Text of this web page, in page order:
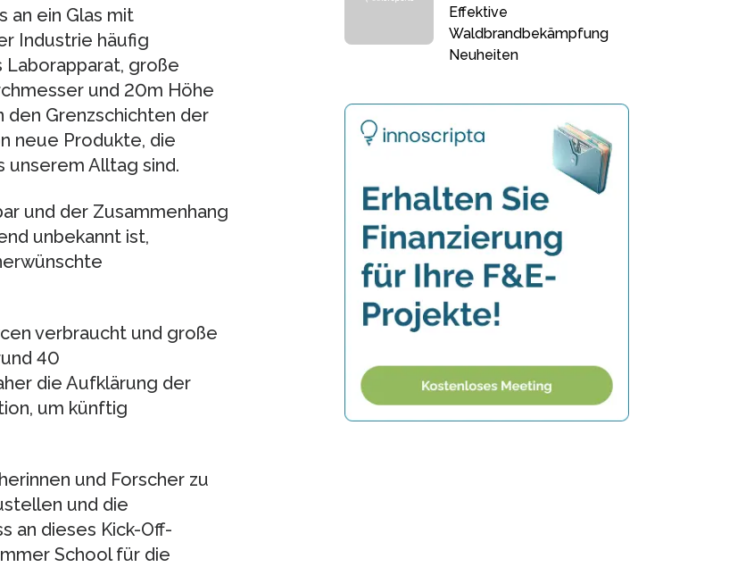
an ein Glas mit
Industrie häufig
große
und 20m Höhe
den Grenzschichten der
neue Produkte, die
Alltag sind.
und der Zusammenhang
unbekannt ist,
verbraucht und große
40
die Aufklärung der
um künftig
und Forscher zu
und die
an dieses Kick-Off-
School für die
Effektive
Waldbrandbekämpfung
Neuheiten